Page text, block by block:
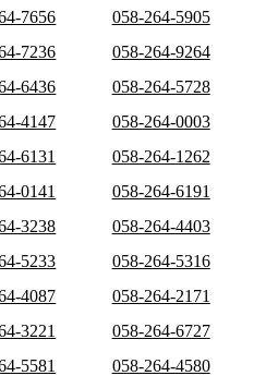
7656
058-264-5905
7236
058-264-9264
6436
058-264-5728
4147
058-264-0003
6131
058-264-1262
0141
058-264-6191
3238
058-264-4403
5233
058-264-5316
4087
058-264-2171
3221
058-264-6727
5581
058-264-4580